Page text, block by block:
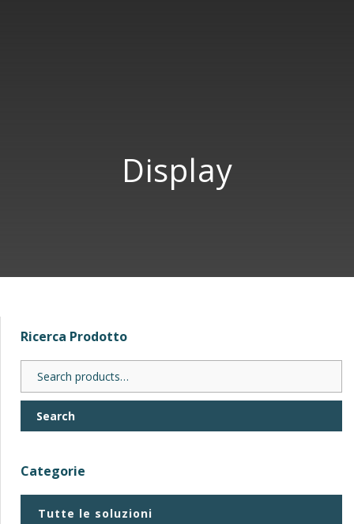
Display
Ricerca Prodotto
Search
for:
Search
Categorie
Tutte le soluzioni